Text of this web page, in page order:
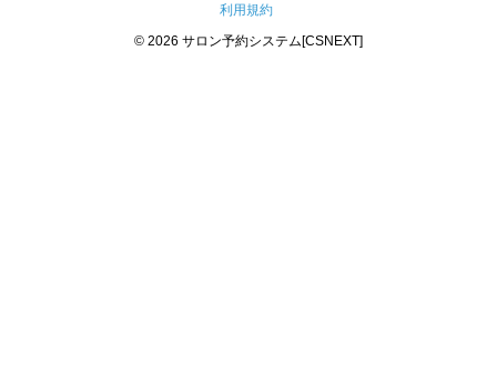
利用規約
© 2026 サロン予約システム[CSNEXT]